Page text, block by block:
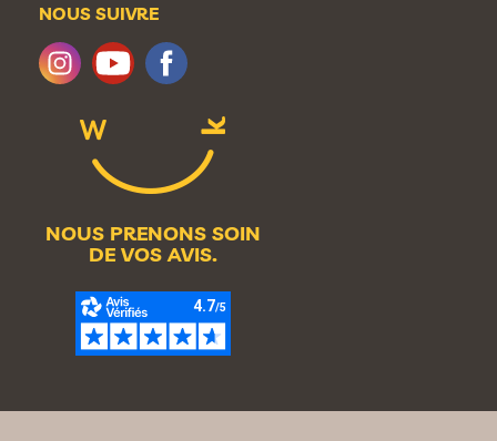
NOUS SUIVRE
NOUS PRENONS SOIN
DE VOS AVIS.